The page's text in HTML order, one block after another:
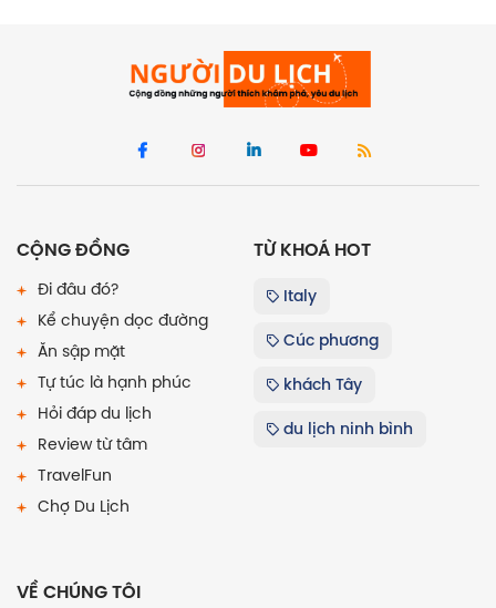
CỘNG ĐỒNG
Đi đâu đó?
Kể chuyện dọc đường
Ăn sập mặt
Tự túc là hạnh phúc
Hỏi đáp du lịch
Review từ tâm
TravelFun
Chợ Du Lịch
TỪ KHOÁ HOT
Italy
Cúc phương
khách Tây
du lịch ninh bình
VỀ CHÚNG TÔI